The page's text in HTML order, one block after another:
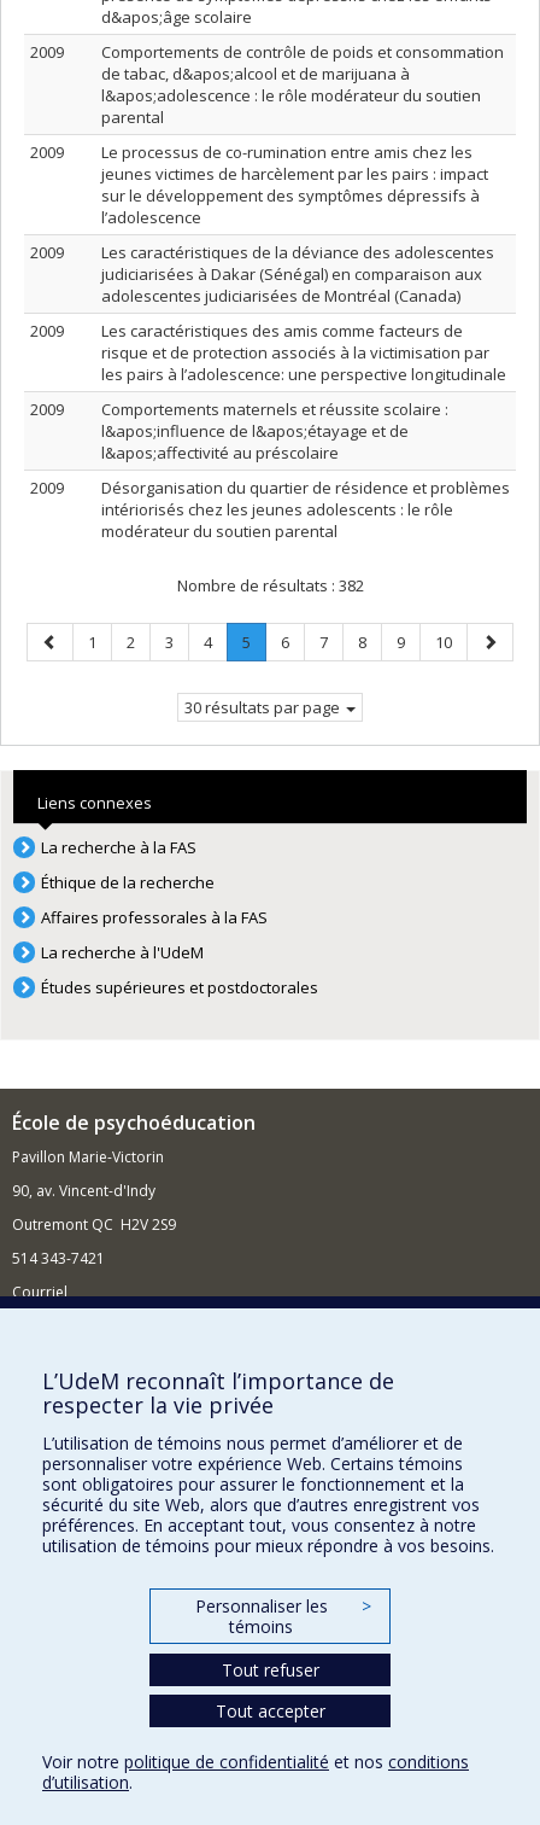
d&apos;âge scolaire
2009
Comportements de contrôle de poids et consommation
de tabac, d&apos;alcool et de marijuana à
l&apos;adolescence : le rôle modérateur du soutien
parental
2009
Le processus de co-rumination entre amis chez les
jeunes victimes de harcèlement par les pairs : impact
sur le développement des symptômes dépressifs à
l’adolescence
2009
Les caractéristiques de la déviance des adolescentes
judiciarisées à Dakar (Sénégal) en comparaison aux
adolescentes judiciarisées de Montréal (Canada)
2009
Les caractéristiques des amis comme facteurs de
risque et de protection associés à la victimisation par
les pairs à l’adolescence: une perspective longitudinale
2009
Comportements maternels et réussite scolaire :
l&apos;influence de l&apos;étayage et de
l&apos;affectivité au préscolaire
2009
Désorganisation du quartier de résidence et problèmes
intériorisés chez les jeunes adolescents : le rôle
modérateur du soutien parental
Nombre de résultats : 382
Page
précédente
Page
1 Page
2 Page
3 Page
4 Page
5
Page
Page
6 Page
7 Page
8 Page
9 Page
10
Page
30 résultats par page
Liens connexes
La recherche à la FAS
Éthique de la recherche
Affaires professorales à la FAS
La recherche à l'UdeM
Études supérieures et postdoctorales
École de psychoéducation
Pavillon Marie-Victorin
90, av. Vincent-d'Indy
Outremont QC H2V 2S9
514 343-7421
Courriel
Comment soutenir l'École?
BESOIN D'AIDE?
Plan du site
Signaler une erreur
Accessibilité
FACULTÉ DES ARTS ET DES SCIENCES
Nos départements et écoles
Conditions d’utilisation
L’UdeM reconnaît l’importance de
respecter la vie privée
L’utilisation de témoins nous permet d’améliorer et de
personnaliser votre expérience Web. Certains témoins
sont obligatoires pour assurer le fonctionnement et la
sécurité du site Web, alors que d’autres enregistrent vos
préférences. En acceptant tout, vous consentez à notre
utilisation de témoins pour mieux répondre à vos besoins.
Personnaliser les
témoins
>
Tout refuser
Tout accepter
Voir notre politique de confidentialité et nos conditions
d’utilisation.